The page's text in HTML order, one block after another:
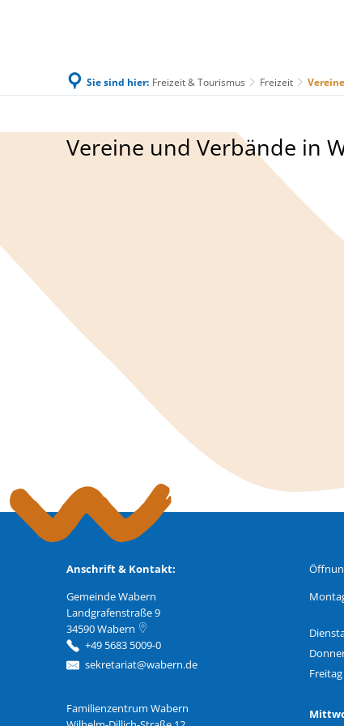
Familie & Leben Bürgerservice &
Sie sind hier: Freizeit & Tourismus Freizeit
VereineVereine und Verbände in
Anschrift & Kontakt:
Gemeinde Wabern
Landgrafenstraße 9
34590Wabern
+49 5683 5009-0
sekretariat@wabern.de
Familienzentrum Wabern
Familienzentrum Wabern
Freitag